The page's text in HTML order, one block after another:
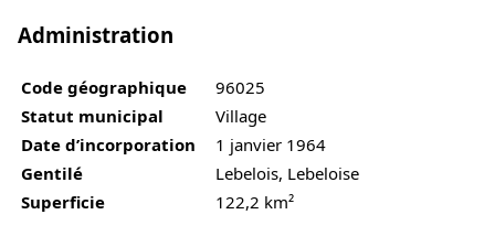
Administration
Code géographique
96025
Statut municipal
Village
Date d’incorporation
1 janvier 1964
Gentilé
Lebelois, Lebeloise
Superficie
122,2 km²